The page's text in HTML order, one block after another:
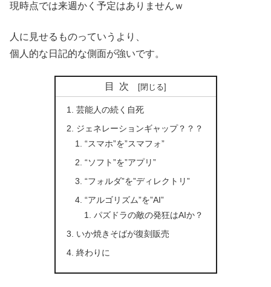
現時点では来週かく予定はありませんｗ
人に見せるものっていうより、
個人的な日記的な側面が強いです。
目次
芸能人の続く自死
ジェネレーションギャップ？？？
“スマホ”を”スマフォ”
“ソフト”を”アプリ”
“フォルダ”を”ディレクトリ”
“アルゴリズム”を”AI”
パズドラの敵の発狂はAIか？
いか焼きそばが復刻販売
終わりに